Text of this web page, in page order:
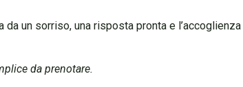
un sorriso, una risposta pronta e
da prenotare.